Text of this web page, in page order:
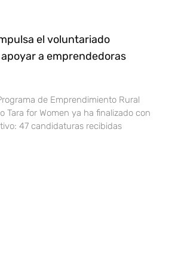
el voluntariado
a emprendedoras
de Emprendimiento Rural
Tara for Women ya ha finalizado con
47 candidaturas recibidas